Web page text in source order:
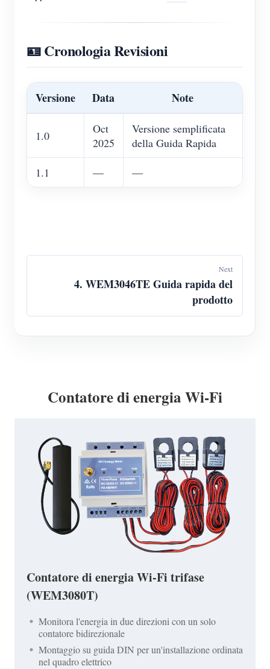
🪪 Cronologia Revisioni
Versione Data Note
1.0
Oct
2025
Versione semplificata
della Guida Rapida
1.1 — —
Next
4. WEM3046TE Guida rapida del
prodotto
Contatore di energia Wi-Fi
Contatore di energia Wi-Fi trifase
(WEM3080T)
Monitora l'energia in due direzioni con un solo
contatore bidirezionale
Montaggio su guida DIN per un'installazione ordinata
nel quadro elettrico